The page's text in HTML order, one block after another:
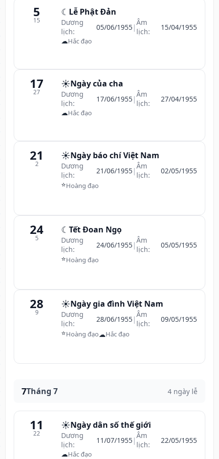
5
15
☾ Lễ Phật Đản
Dương
lịch:
05/06/1955|Âm
lịch:
15/04/1955
☁Hắc đạo
17
27
☀️Ngày của cha
Dương
lịch:
17/06/1955|Âm
lịch:
27/04/1955
☁Hắc đạo
21
2
☀️Ngày báo chí Việt Nam
Dương
lịch:
21/06/1955|Âm
lịch:
02/05/1955
⭐Hoàng đạo
24
5
☾ Tết Đoan Ngọ
Dương
lịch:
24/06/1955|Âm
lịch:
05/05/1955
⭐Hoàng đạo
28
9
☀️Ngày gia đình Việt Nam
Dương
lịch:
28/06/1955|Âm
lịch:
09/05/1955
⭐Hoàng đạo☁Hắc đạo
7Tháng 7 4 ngày lễ
11
22
☀️Ngày dân số thế giới
Dương
lịch:
11/07/1955|Âm
lịch:
22/05/1955
☁Hắc đạo